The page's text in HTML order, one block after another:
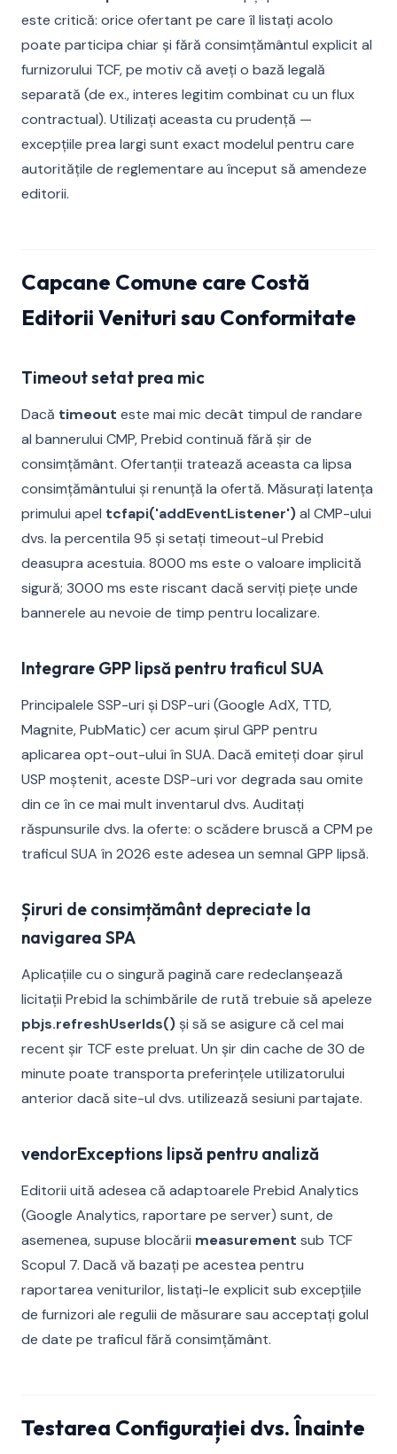
este critică: orice ofertant pe care îl listați acolo
poate participa chiar și fără consimțământul explicit al
furnizorului TCF, pe motiv că aveți o bază legală
separată (de ex., interes legitim combinat cu un flux
contractual). Utilizați aceasta cu prudență —
excepțiile prea largi sunt exact modelul pentru care
autoritățile de reglementare au început să amendeze
editorii.
Capcane Comune care Costă
Editorii Venituri sau Conformitate
Timeout setat prea mic
Dacă timeout este mai mic decât timpul de randare
al bannerului CMP, Prebid continuă fără șir de
consimțământ. Ofertanții tratează aceasta ca lipsa
consimțământului și renunță la ofertă. Măsurați latența
primului apel tcfapi('addEventListener')al CMP-ului
dvs. la percentila 95 și setați timeout-ul Prebid
deasupra acestuia. 8000 ms este o valoare implicită
sigură; 3000 ms este riscant dacă serviți piețe unde
bannerele au nevoie de timp pentru localizare.
Integrare GPP lipsă pentru traficul SUA
Principalele SSP-uri și DSP-uri (Google AdX, TTD,
Magnite, PubMatic) cer acum șirul GPP pentru
aplicarea opt-out-ului în SUA. Dacă emiteți doar șirul
USP moștenit, aceste DSP-uri vor degrada sau omite
din ce în ce mai mult inventarul dvs. Auditați
răspunsurile dvs. la oferte: o scădere bruscă a CPM pe
traficul SUA în 2026 este adesea un semnal GPP lipsă.
Șiruri de consimțământ depreciate la
navigarea SPA
Aplicațiile cu o singură pagină care redeclanșează
licitații Prebid la schimbările de rută trebuie să apeleze
pbjs.refreshUserIds()și să se asigure că cel mai
recent șir TCF este preluat. Un șir din cache de 30 de
minute poate transporta preferințele utilizatorului
anterior dacă site-ul dvs. utilizează sesiuni partajate.
vendorExceptions lipsă pentru analiză
Editorii uită adesea că adaptoarele Prebid Analytics
(Google Analytics, raportare pe server) sunt, de
asemenea, supuse blocării measurement sub TCF
Scopul 7. Dacă vă bazați pe acestea pentru
raportarea veniturilor, listați-le explicit sub excepțiile
de furnizori ale regulii de măsurare sau acceptați golul
de date pe traficul fără consimțământ.
Testarea Configurației dvs. Înainte